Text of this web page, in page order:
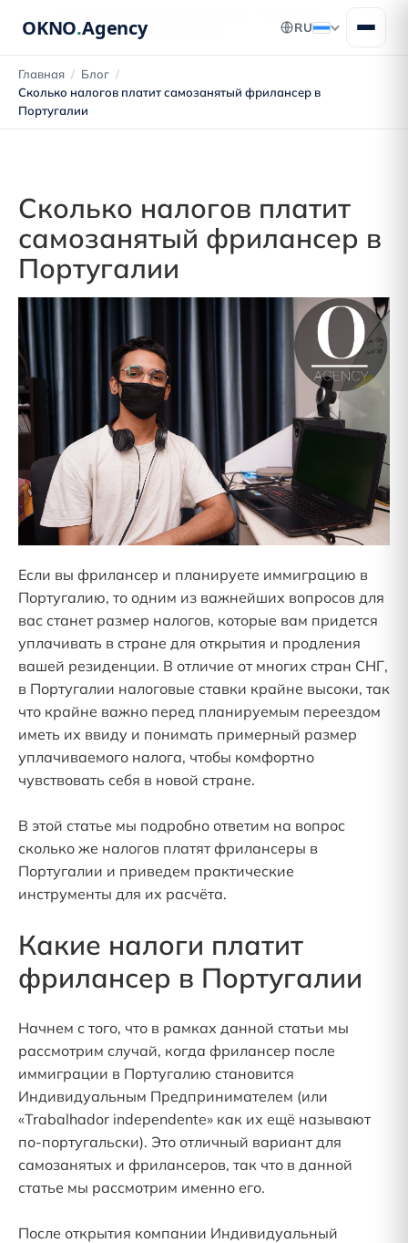
OKNO.Agency RU
Главная / Блог /
Сколько налогов платит самозанятый фрилансер в
Португалии
ВНЖ, ПМЖ и гражданства
Сколько налогов платит
самозанятый фрилансер в
Португалии
Если вы фрилансер и планируете иммиграцию в
Португалию, то одним из важнейших вопросов для
вас станет размер налогов, которые вам придется
уплачивать в стране для открытия и продления
вашей резиденции. В отличие от многих стран СНГ,
в Португалии налоговые ставки крайне высоки, так
что крайне важно перед планируемым переездом
иметь их ввиду и понимать примерный размер
уплачиваемого налога, чтобы комфортно
чувствовать себя в новой стране.
В этой статье мы подробно ответим на вопрос
сколько же налогов платят фрилансеры в
Португалии и приведем практические
инструменты для их расчёта.
Какие налоги платит
фрилансер в Португалии
Начнем с того, что в рамках данной статьи мы
рассмотрим случай, когда фрилансер после
иммиграции в Португалию становится
Индивидуальным Предпринимателем (или
«Trabalhador independente» как их ещё называют
по-португальски). Это отличный вариант для
самозанятых и фрилансеров, так что в данной
статье мы рассмотрим именно его.
После открытия компании Индивидуальный